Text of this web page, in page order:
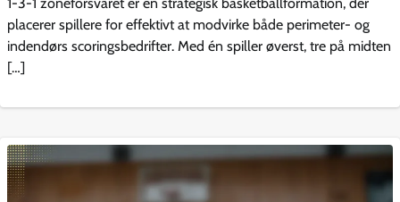
1-3-1 zoneforsvaret er en strategisk basketballformation, der
placerer spillere for effektivt at modvirke både perimeter- og
indendørs scoringsbedrifter. Med én spiller øverst, tre på midten
[…]